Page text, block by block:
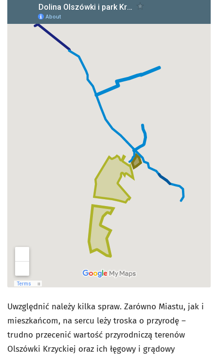
Uwzględnić należy kilka spraw. Zarówno Miastu, jak i
mieszkańcom, na sercu leży troska o przyrodę –
trudno przecenić wartość przyrodniczą terenów
Olszówki Krzyckiej oraz ich łęgowy i grądowy